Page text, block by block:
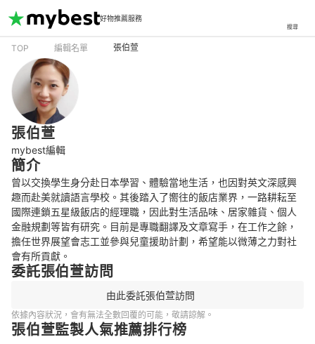
好物推薦服務
搜尋
TOP 編輯名單 張伯萱
張伯萱
mybest編輯
簡介
曾以交換學生身分赴日本學習、體驗當地生活，也因對英文深感興
趣而赴美就讀語言學校。其後踏入了嚮往的飯店業界，一路耕耘至
國際連鎖五星級飯店的經理職，因此對生活品味、居家雜貨、個人
金融規劃等皆有研究。目前是專職翻譯及文章寫手，在工作之餘，
擔任世界展望會志工並參與兒童援助計劃，希望能以微薄之力對社
會有所貢獻。
委託張伯萱訪問
由此委託張伯萱訪問
依據內容狀況，會有無法全數回覆的可能，敬請諒解。
張伯萱監製人氣推薦排行榜